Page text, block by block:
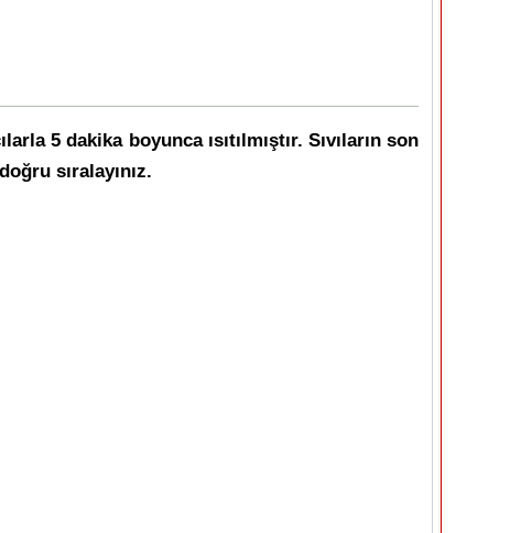
5 dakika boyunca ısıtılmıştır. Sıvıların son
sıralayınız.